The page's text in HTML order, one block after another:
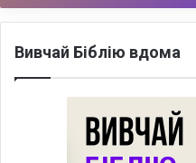
Вивчай Біблію вдома